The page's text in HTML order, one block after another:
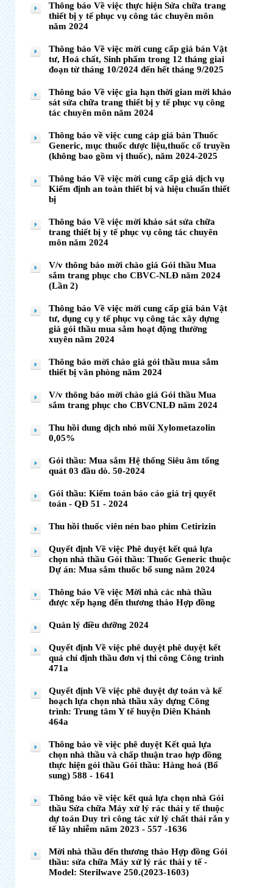
Thông báo Về việc thực hiện Sửa chữa trang
thiết bị y tế phục vụ công tác chuyên môn
năm 2024
Thông báo Về việc mời cung cấp giá bán Vật
tư, Hoá chất, Sinh phẩm trong 12 tháng giai
đoạn từ tháng 10/2024 đến hết tháng 9/2025
Thông báo Về việc gia hạn thời gian mời khảo
sát sửa chữa trang thiết bị y tế phục vụ công
tác chuyên môn năm 2024
Thông báo về việc cung cáp giá bán Thuốc
Generic, mục thuốc dược liệu,thuốc cổ truyền
(không bao gồm vị thuốc), năm 2024-2025
Thông báo Về việc mời cung cấp giá dịch vụ
Kiểm định an toàn thiết bị và hiệu chuẩn thiết
bị
Thông báo Về việc mời khảo sát sửa chữa
trang thiết bị y tế phục vụ công tác chuyên
môn năm 2024
V/v thông báo mời chào giá Gói thầu Mua
sắm trang phục cho CBVC-NLĐ năm 2024
(Lần 2)
Thông báo Về việc mời cung cấp giá bán Vật
tư, dụng cụ y tế phục vụ công tác xây dựng
giá gói thầu mua sắm hoạt động thường
xuyên năm 2024
Thông báo mời chào giá gói thầu mua sắm
thiết bị văn phòng năm 2024
V/v thông báo mời chào giá Gói thầu Mua
sắm trang phục cho CBVCNLĐ năm 2024
Thu hồi dung dịch nhỏ mũi Xylometazolin
0,05%
Gói thầu: Mua sắm Hệ thống Siêu âm tổng
quát 03 đầu dò. 50-2024
Gói thầu: Kiểm toán báo cáo giá trị quyết
toán - QĐ 51 - 2024
Thu hồi thuốc viên nén bao phim Cetirizin
Quyết định Về việc Phê duyệt kết quả lựa
chọn nhà thầu Gói thầu: Thuốc Generic thuộc
Dự án: Mua sắm thuốc bổ sung năm 2024
Thông báo Về việc Mời nhà các nhà thầu
được xếp hạng đến thương thảo Hợp đồng
Quản lý điều dưỡng 2024
Quyết định Về việc phê duyệt phê duyệt kết
quả chỉ định thầu đơn vị thi công Công trình
471a
Quyết định Về việc phê duyệt dự toán và kế
hoạch lựa chọn nhà thầu xây dựng Công
trình: Trung tâm Y tế huyện Diên Khánh
464a
Thông báo về việc phê duyệt Kết quả lựa
chọn nhà thầu và chấp thuận trao hợp đồng
thực hiện gói thầu Gói thầu: Hàng hoá (Bổ
sung) 588 - 1641
Thông báo về việc kết quả lựa chọn nhà Gói
thầu Sửa chữa Máy xử lý rác thải y tế thuộc
dự toán Duy trì công tác xử lý chất thải rắn y
tế lây nhiễm năm 2023 - 557 -1636
Mời nhà thầu đến thương thảo Hợp đồng Gói
thầu: sửa chữa Máy xử lý rác thải y tế -
Model: Sterilwave 250.(2023-1603)